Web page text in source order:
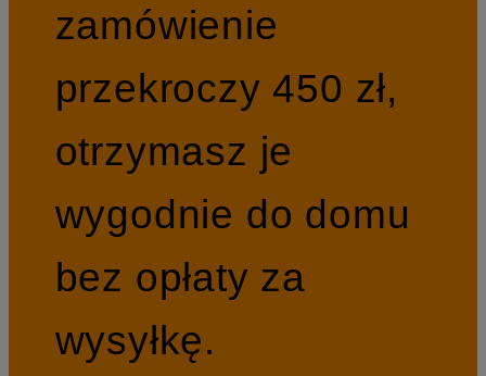
zamówienie
przekroczy 450 zł,
otrzymasz je
wygodnie do domu
bez opłaty za
wysyłkę.